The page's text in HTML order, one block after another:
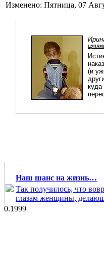
Изменено: Пятница, 07
(и
Наш шанс на жизнь…
Так получилось, что
глазам женщины,
0.1999